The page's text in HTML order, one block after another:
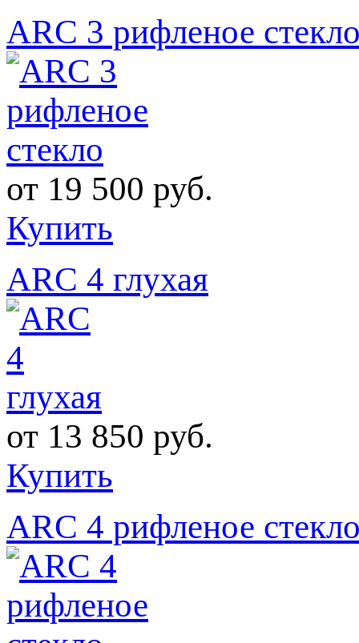
ARC 3 рифленое
от 19 500 руб.
Купить
ARC 4 глухая
от 13 850 руб.
Купить
ARC 4 рифленое